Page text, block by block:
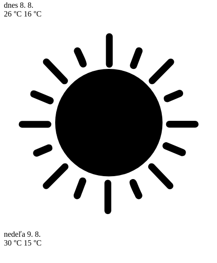
dnes 8. 8.
26 °C 16 °C
nedeľa 9. 8.
30 °C 15 °C